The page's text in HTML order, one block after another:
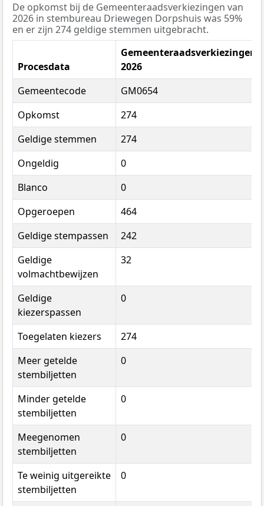
De opkomst bij de Gemeenteraadsverkiezingen van
2026 in stembureau Driewegen Dorpshuis was 59%
en er zijn 274 geldige stemmen uitgebracht.
Procesdata
Gemeenteraadsverkiezingen
2026
Gemeentecode
GM0654
Opkomst
274
Geldige stemmen
274
Ongeldig
0
Blanco
0
Opgeroepen
464
Geldige stempassen
242
Geldige
volmachtbewijzen
32
Geldige
kiezerspassen
0
Toegelaten kiezers
274
Meer getelde
stembiljetten
0
Minder getelde
stembiljetten
0
Meegenomen
stembiljetten
0
Te weinig uitgereikte
stembiljetten
0